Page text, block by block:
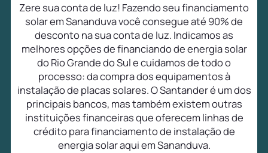
Zere sua conta de luz! Fazendo seu financiamento
solar em Sananduva você consegue até 90% de
desconto na sua conta de luz. Indicamos as
melhores opções de financiando de energia solar
do Rio Grande do Sul e cuidamos de todo o
processo: da compra dos equipamentos à
instalação de placas solares. O Santander é um dos
principais bancos, mas também existem outras
instituições financeiras que oferecem linhas de
crédito para financiamento de instalação de
energia solar aqui em Sananduva.